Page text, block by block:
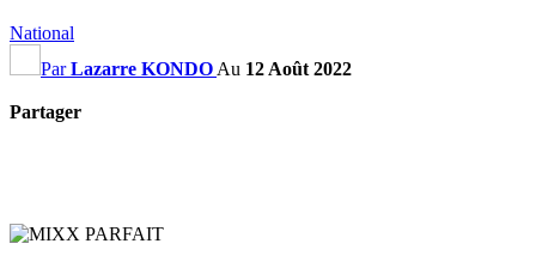
National
ParLazarre KONDO Au 12 Août 2022
Partager